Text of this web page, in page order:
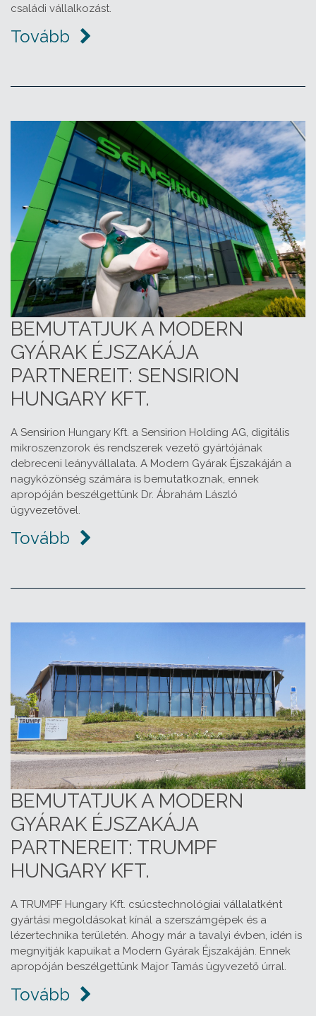
családi vállalkozást.
Tovább
BEMUTATJUK A MODERN
GYÁRAK ÉJSZAKÁJA
PARTNEREIT: SENSIRION
HUNGARY KFT.
A Sensirion Hungary Kft. a Sensirion Holding AG, digitális
mikroszenzorok és rendszerek vezető gyártójának
debreceni leányvállalata. A Modern Gyárak Éjszakáján a
nagyközönség számára is bemutatkoznak, ennek
apropóján beszélgettünk Dr. Ábrahám László
ügyvezetővel.
Tovább
BEMUTATJUK A MODERN
GYÁRAK ÉJSZAKÁJA
PARTNEREIT: TRUMPF
HUNGARY KFT.
A TRUMPF Hungary Kft. csúcstechnológiai vállalatként
gyártási megoldásokat kínál a szerszámgépek és a
lézertechnika területén. Ahogy már a tavalyi évben, idén is
megnyitják kapuikat a Modern Gyárak Éjszakáján. Ennek
apropóján beszélgettünk Major Tamás ügyvezető úrral.
Tovább